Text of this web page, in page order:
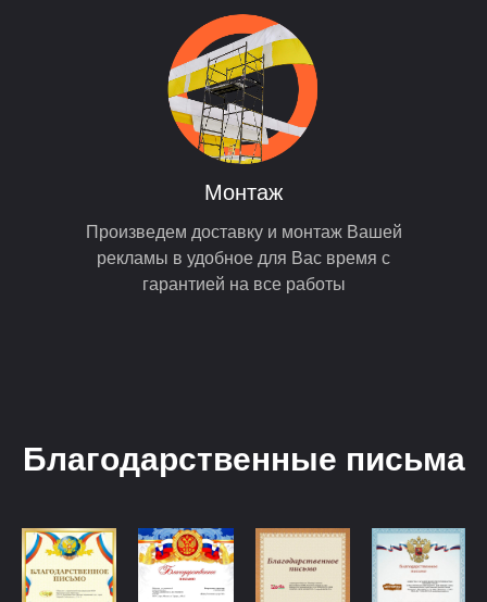
Произведем доставку и монтаж Вашей
рекламы в удобное для Вас время с
гарантией на все работы
Монтаж
Благодарственные письма